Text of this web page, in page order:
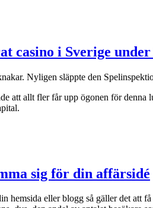
casino i Sverige under
Nyligen släppte den
att allt fler får upp ögonen för
sig för din affärsidé
hemsida eller blogg så gäller det att